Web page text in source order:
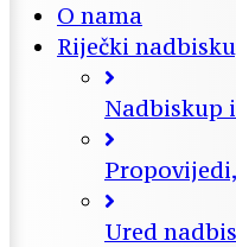
O nama
Riječki
Nadbiskup
Ured